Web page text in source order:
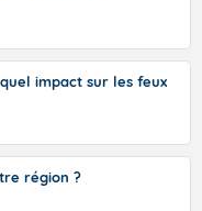
impact sur les feux
région ?